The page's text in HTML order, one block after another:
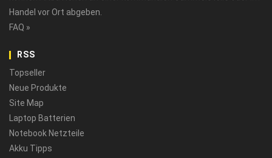
Handel vor Ort abgeben.
FAQ »
RSS
Topseller
Neue Produkte
Site Map
Laptop Batterien
Notebook Netzteile
Akku Tipps